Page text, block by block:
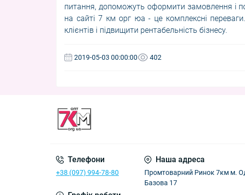
питання, допоможуть оформити замовлення і
на сайті 7 км орг юа - це комплексні
клієнтів і підвищити рентабельність бізнесу.
2019-05-03 00:00:00 402
Телефони
+38 (097) 994-78-80
Наша адреса
Промтоварний Ринок 7км м.
Базова 17